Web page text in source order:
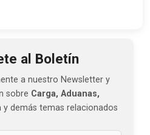
al Boletín
a nuestro Newsletter y
sobre Carga, Aduanas,
y demás temas relacionados